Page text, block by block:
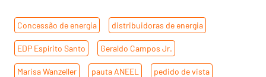
Concessão de energia distribuidoras de energia
EDP Espírito Santo Geraldo Campos Jr.
Marisa Wanzeller pauta ANEEL pedido de vista